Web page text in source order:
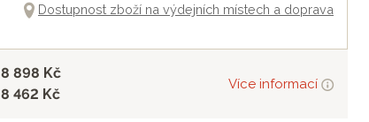
Dostupnost zboží na výdejních místech a doprava
8 898 Kč
8 462 Kč
Více informací